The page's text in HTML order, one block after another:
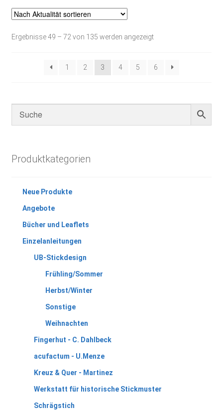
Ergebnisse 49 – 72 von 135 werden angezeigtNach
1
2 3 4 5 6
Produktkategorien
Neue Produkte
Angebote
Bücher und Leaflets
Einzelanleitungen
UB-Stickdesign
Frühling/Sommer
Herbst/Winter
Sonstige
Weihnachten
Fingerhut - C. Dahlbeck
acufactum - U.Menze
Kreuz & Quer - Martinez
Werkstatt für historische Stickmuster
Schrägstich